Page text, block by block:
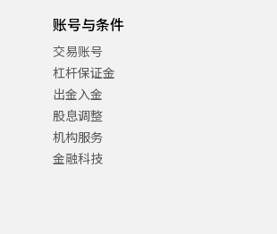
账号与条件
交易账号
杠杆保证金
出金入金
股息调整
机构服务
金融科技